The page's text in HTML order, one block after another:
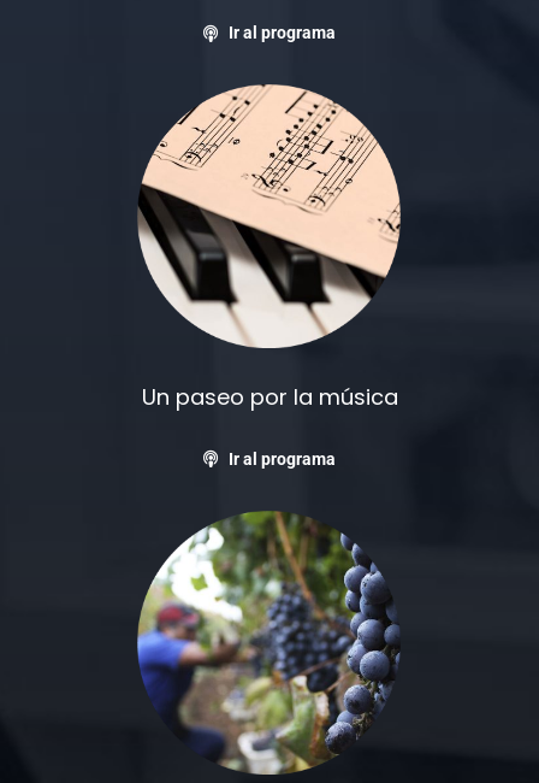
Ir al programa
Un paseo por la música
Ir al programa